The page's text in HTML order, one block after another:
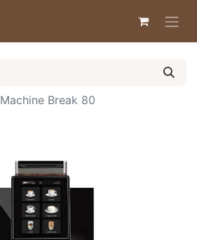
Machine Break 80